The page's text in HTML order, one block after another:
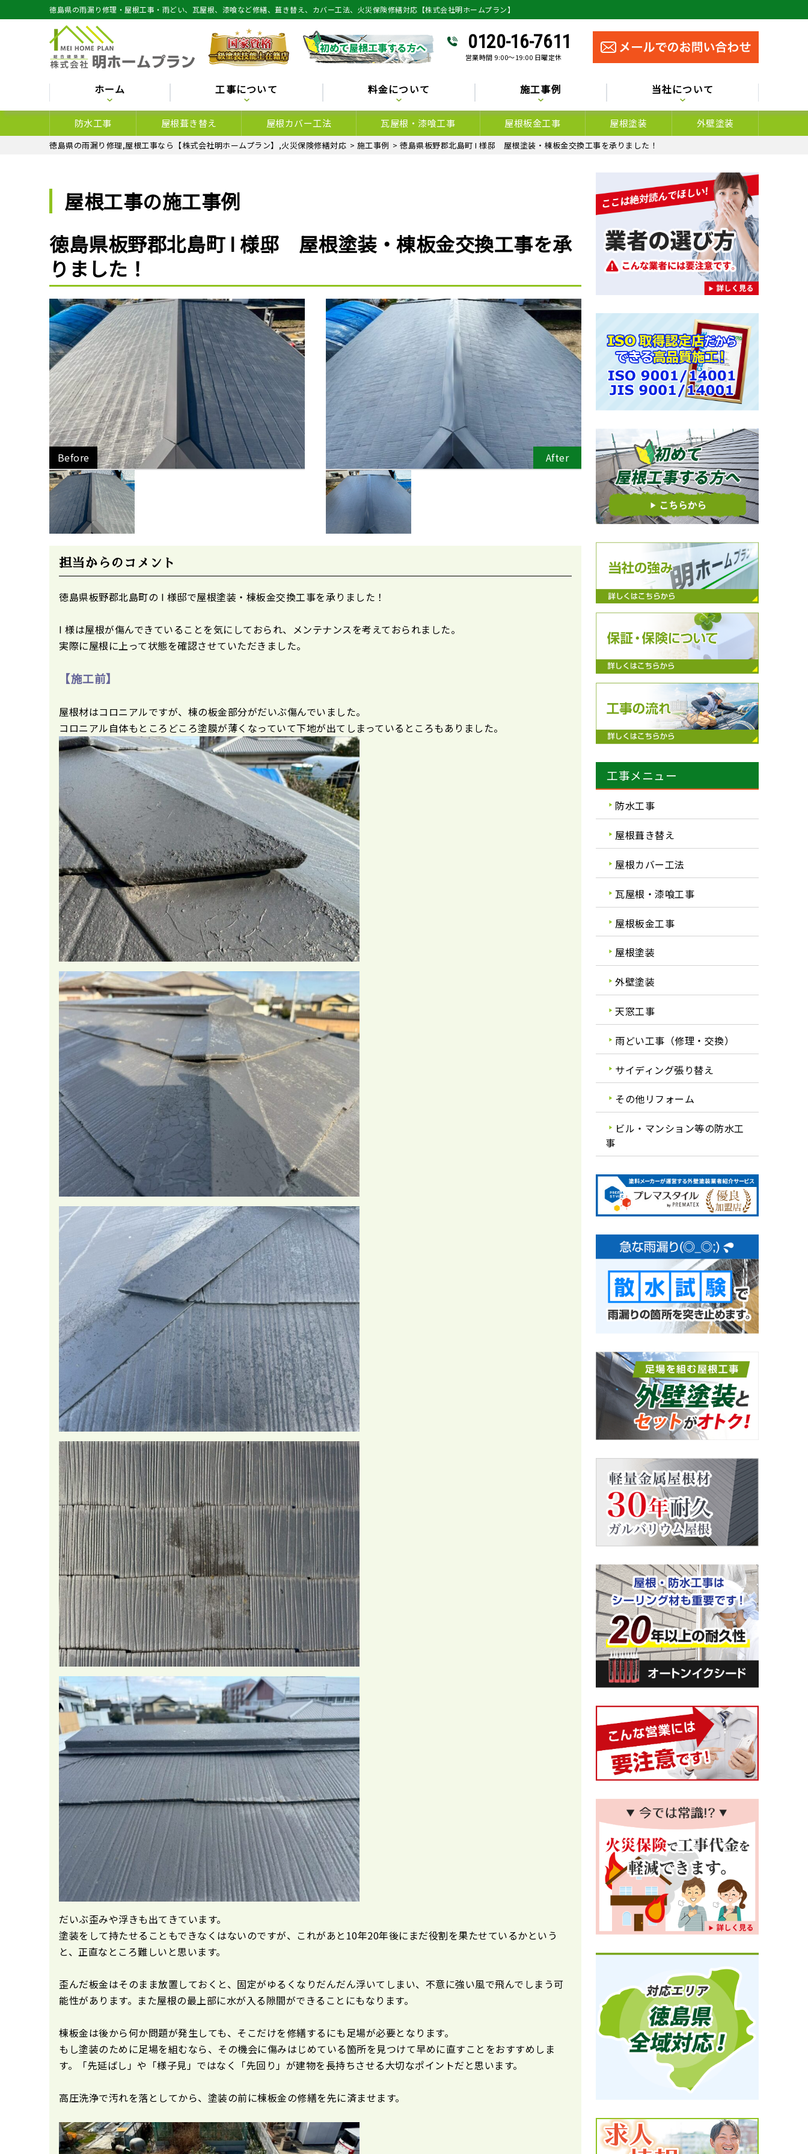
徳島県の雨漏り修理・屋根工事・雨どい、瓦屋根、漆喰など修繕、葺き替え、カバー工法、火災保険修繕対応【株式会社明ホームプラン】
0120-16-7611
営業時間 9:00～19:00 日曜定休
ホーム 工事について 料金について 施工事例 当社について
防水工事 屋根葺き替え 屋根カバー工法 瓦屋根・漆喰工事 屋根板金工事 屋根塗装 外壁塗装
徳島県の雨漏り修理,屋根工事なら【株式会社明ホームプラン】,火災保険修繕対応 > 施工事例 > 徳島県板野郡北島町 I 様邸 屋根塗装・棟板金交換工事を承りました！
屋根工事の施工事例
徳島県板野郡北島町 I 様邸 屋根塗装・棟板金交換工事を承
りました！
Before After
担当からのコメント
徳島県板野郡北島町の I 様邸で屋根塗装・棟板金交換工事を承りました！
I 様は屋根が傷んできていることを気にしておられ、メンテナンスを考えておられました。
実際に屋根に上って状態を確認させていただきました。
【施工前】
屋根材はコロニアルですが、棟の板金部分がだいぶ傷んでいました。
コロニアル自体もところどころ塗膜が薄くなっていて下地が出てしまっているところもありました。
だいぶ歪みや浮きも出てきています。
塗装をして持たせることもできなくはないのですが、これがあと10年20年後にまだ役割を果たせているかという
と、正直なところ難しいと思います。
歪んだ板金はそのまま放置しておくと、固定がゆるくなりだんだん浮いてしまい、不意に強い風で飛んでしまう可
能性があります。また屋根の最上部に水が入る隙間ができることにもなります。
棟板金は後から何か問題が発生しても、そこだけを修繕するにも足場が必要となります。
もし塗装のために足場を組むなら、その機会に傷みはじめている箇所を見つけて早めに直すことをおすすめしま
す。「先延ばし」や「様子見」ではなく「先回り」が建物を長持ちさせる大切なポイントだと思います。
高圧洗浄で汚れを落としてから、塗装の前に棟板金の修繕を先に済ませます。
工事メニュー
防水工事
屋根葺き替え
屋根カバー工法
瓦屋根・漆喰工事
屋根板金工事
屋根塗装
外壁塗装
天窓工事
雨どい工事（修理・交換）
サイディング張り替え
その他リフォーム
ビル・マンション等の防水工
事